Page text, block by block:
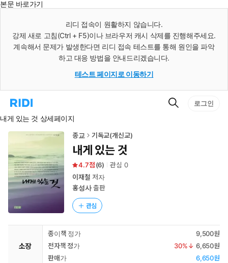
본문 바로가기
리디 접속이 원활하지 않습니다.
강제 새로 고침(Ctrl + F5)이나 브라우저 캐시 삭제를 진행해주세요.
계속해서 문제가 발생한다면 리디 접속 테스트를 통해 원인을 파악
하고 대응 방법을 안내드리겠습니다.
테스트 페이지로 이동하기
리
홈
로
검
로그인
내게 있는 것 상세페이지
종교 기독교(개신교)
내게 있는 것
4.7 (6) 관심 0
이재철 저자
홍성사출판
관심
소장
종이책 정가
9,500원
전자책 정가
30%↓ 6,650원
판매가
6,650원